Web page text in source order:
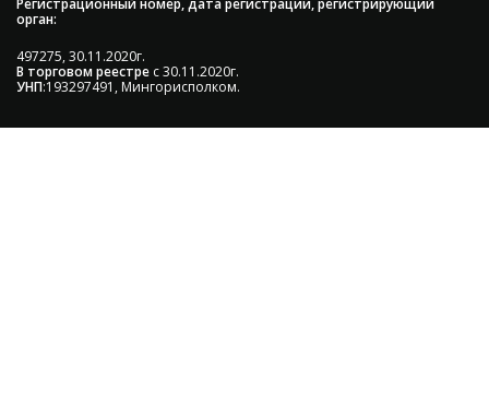
Регистрационный номер, дата регистрации, регистрирующий
орган:
497275, 30.11.2020г.
В торговом реестре с 30.11.2020г.
УНП:193297491, Мингорисполком.